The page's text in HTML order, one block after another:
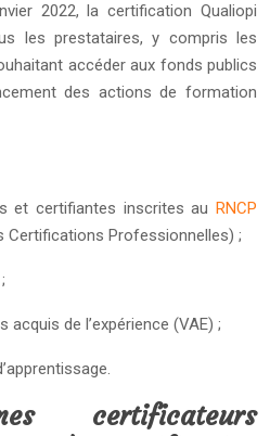
2022, la certification Qualiopi
les prestataires, y compris les
accéder aux fonds publics
des actions de formation
et certifiantes inscrites au RNCP
Certifications Professionnelles) ;
;
de l’expérience (VAE) ;
certificateurs